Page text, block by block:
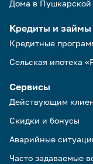
Дома в Пушкарской
Кредиты и займы
Кредитные
Сельская ипотека
Сервисы
Действующим
Скидки и бонусы
Аварийные
Часто задаваемые